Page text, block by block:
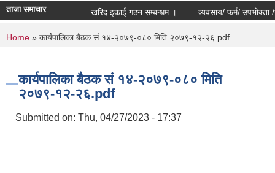
ताजा समाचार खरिद इकाई गठन सम्बन्धम । व्यवसाय/ फर्म/ उपभोक्ता /
You are here
Home » कार्यपालिका बैठक सं १४-२०७९-०८० मिति २०७९-१२-२६.pdf
कार्यपालिका बैठक सं १४-२०७९-०८० मिति
२०७९-१२-२६.pdf
Submitted on: Thu, 04/27/2023 - 17:37